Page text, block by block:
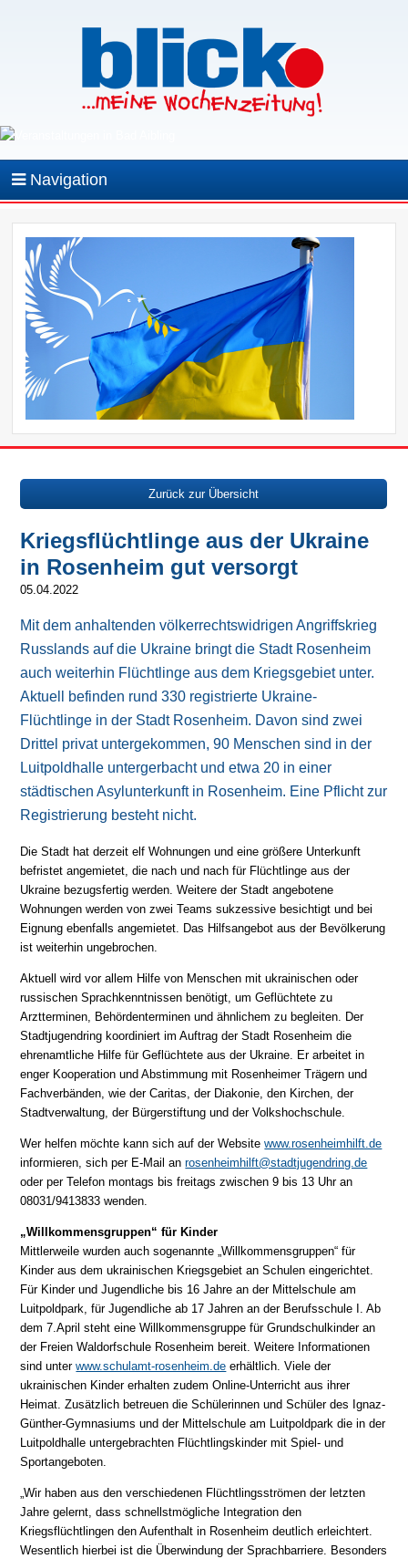
Navigation
Zurück zur Übersicht
Kriegsflüchtlinge aus der Ukraine
in Rosenheim gut versorgt
05.04.2022
Mit dem anhaltenden völkerrechtswidrigen Angriffskrieg
Russlands auf die Ukraine bringt die Stadt Rosenheim
auch weiterhin Flüchtlinge aus dem Kriegsgebiet unter.
Aktuell befinden rund 330 registrierte Ukraine-
Flüchtlinge in der Stadt Rosenheim. Davon sind zwei
Drittel privat untergekommen, 90 Menschen sind in der
Luitpoldhalle untergerbacht und etwa 20 in einer
städtischen Asylunterkunft in Rosenheim. Eine Pflicht zur
Registrierung besteht nicht.
Die Stadt hat derzeit elf Wohnungen und eine größere Unterkunft
befristet angemietet, die nach und nach für Flüchtlinge aus der
Ukraine bezugsfertig werden. Weitere der Stadt angebotene
Wohnungen werden von zwei Teams sukzessive besichtigt und bei
Eignung ebenfalls angemietet. Das Hilfsangebot aus der Bevölkerung
ist weiterhin ungebrochen.
Aktuell wird vor allem Hilfe von Menschen mit ukrainischen oder
russischen Sprachkenntnissen benötigt, um Geflüchtete zu
Arztterminen, Behördenterminen und ähnlichem zu begleiten. Der
Stadtjugendring koordiniert im Auftrag der Stadt Rosenheim die
ehrenamtliche Hilfe für Geflüchtete aus der Ukraine. Er arbeitet in
enger Kooperation und Abstimmung mit Rosenheimer Trägern und
Fachverbänden, wie der Caritas, der Diakonie, den Kirchen, der
Stadtverwaltung, der Bürgerstiftung und der Volkshochschule.
Wer helfen möchte kann sich auf der Websitewww.rosenheimhilft.de
informieren, sich per E-Mail anrosenheimhilft@stadtjugendring.de
oder per Telefon montags bis freitags zwischen 9 bis 13 Uhr an
08031/9413833 wenden.
„Willkommensgruppen“ für Kinder
Mittlerweile wurden auch sogenannte „Willkommensgruppen“ für
Kinder aus dem ukrainischen Kriegsgebiet an Schulen eingerichtet.
Für Kinder und Jugendliche bis 16 Jahre an der Mittelschule am
Luitpoldpark, für Jugendliche ab 17 Jahren an der Berufsschule I. Ab
dem 7.April steht eine Willkommensgruppe für Grundschulkinder an
der Freien Waldorfschule Rosenheim bereit. Weitere Informationen
sind unterwww.schulamt-rosenheim.de erhältlich. Viele der
ukrainischen Kinder erhalten zudem Online-Unterricht aus ihrer
Heimat. Zusätzlich betreuen die Schülerinnen und Schüler des Ignaz-
Günther-Gymnasiums und der Mittelschule am Luitpoldpark die in der
Luitpoldhalle untergebrachten Flüchtlingskinder mit Spiel- und
Sportangeboten.
„Wir haben aus den verschiedenen Flüchtlingsströmen der letzten
Jahre gelernt, dass schnellstmögliche Integration den
Kriegsflüchtlingen den Aufenthalt in Rosenheim deutlich erleichtert.
Wesentlich hierbei ist die Überwindung der Sprachbarriere. Besonders